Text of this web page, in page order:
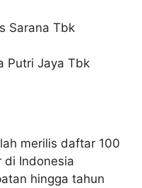
Sarana Tbk
Putri Jaya Tbk
merilis daftar 100
di Indonesia
hingga tahun